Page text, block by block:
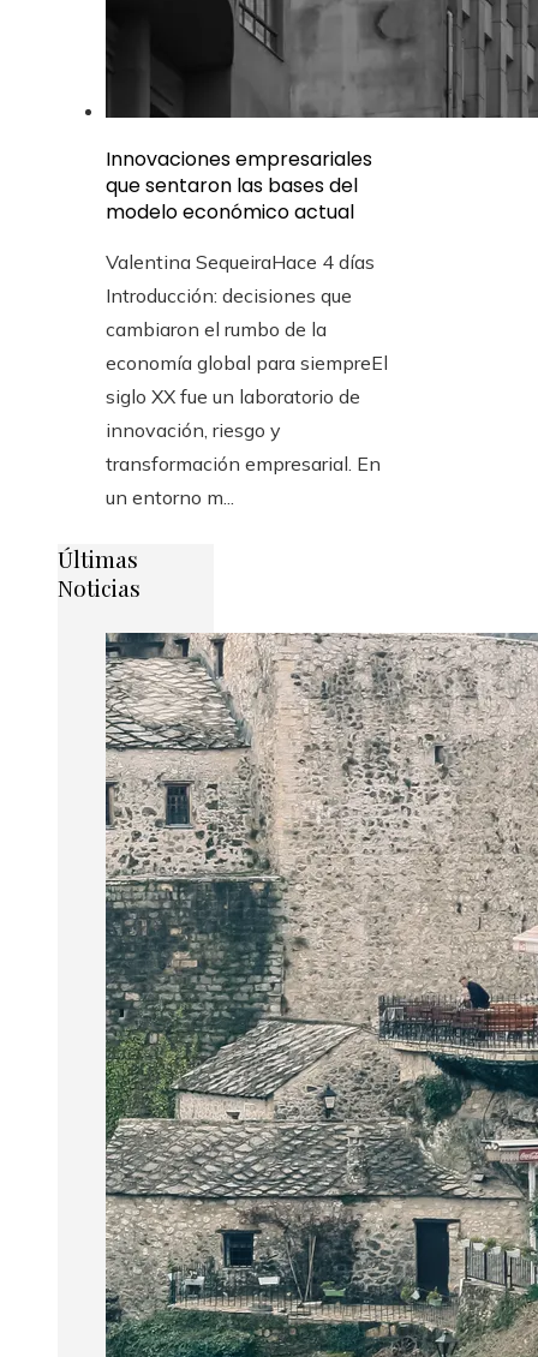
Innovaciones empresariales
que sentaron las bases del
modelo económico actual
Valentina SequeiraHace 4 días
Introducción: decisiones que
cambiaron el rumbo de la
economía global para siempreEl
siglo XX fue un laboratorio de
innovación, riesgo y
transformación empresarial. En
un entorno m...
Últimas
Noticias